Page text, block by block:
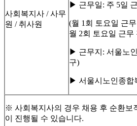
사회복지사 / 사무
원 / 취사원
▶ 근무일: 주 5일
(월 1회 토요일 근
월 2회 토요일 근무
▶ 근무지: 서울노
구)
▶ 서울시노인종합
※ 사회복지사의 경우 채용 후 순환보
이 진행될 수 있습니다.